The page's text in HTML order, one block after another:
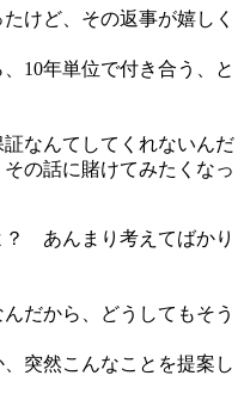
けど、その返事が嬉しく
10年単位で付き合う、と
なんてしてくれないんだ
の話に賭けてみたくなっ
？ あんまり考えてばかり
だから、どうしてもそう
突然こんなことを提案し